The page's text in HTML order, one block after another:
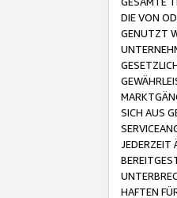
DIE VON
GENUTZT
SICH AUS
JEDERZEIT
HAFTEN